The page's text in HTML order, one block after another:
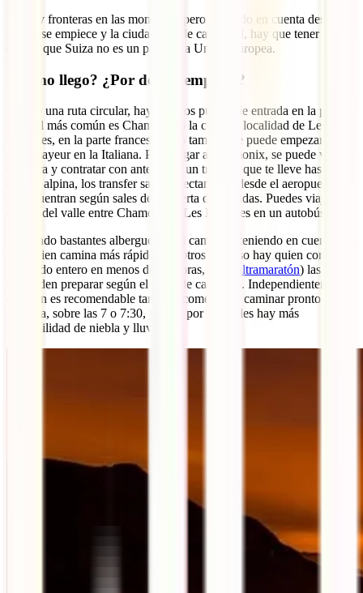
No hay fronteras en las montañas, pero teniendo en cuenta desde
donde se empiece y la ciudadanía de cada cual, hay que tener en
cuenta que Suiza no es un país de la Unión Europea.
¿Cómo llego? ¿Por dónde empiezo?
Siendo una ruta circular, hay muchos puntos de entrada en la propia
ruta. El más común es Chamonix o la cercana localidad de Les
Houches, en la parte francesa, pero también se puede empezar en
Courmayeur en la Italiana. Para llegar a Chamonix, se puede volar a
Ginebra y contratar con antelación un transfer que te lleve hasta esta
ciudad alpina, los transfer salen directamente desde el aeropuerto y
se encuentran según sales de la puerta de llegadas. Puedes viajar por
dentro del valle entre Chamonix y Les Houches en un autobús local.
Habiendo bastantes albergues en el camino y teniendo en cuenta que
hay quien camina más rápido que otros (incluso hay quien corre el
recorrido entero en menos de 20 horas, en
la ultramaratón) las etapas
se pueden preparar según el nivel de cada uno. Independientemente
del plan es recomendable también comenzar a caminar pronto por la
mañana, sobre las 7 o 7:30, ya que por las tardes hay más
probabilidad de niebla y lluvia.